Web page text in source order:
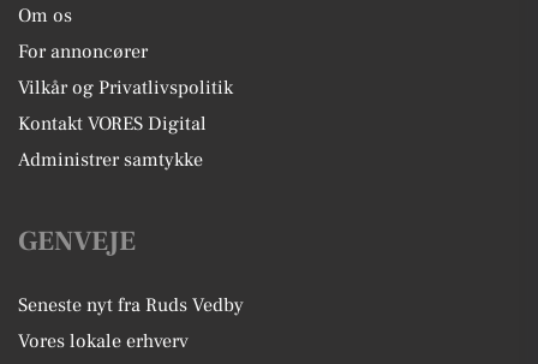
Om os
For annoncører
Vilkår og Privatlivspolitik
Kontakt VORES Digital
Administrer samtykke
GENVEJE
Seneste nyt fra Ruds Vedby
Vores lokale erhverv